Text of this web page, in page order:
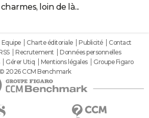
loin de là...
Equipe Charte éditoriale Publicité
Contact
Recrutement
Données personnelles
Gérer Utiq Mentions légales
Groupe Figaro
© 2026 CCM Benchmark